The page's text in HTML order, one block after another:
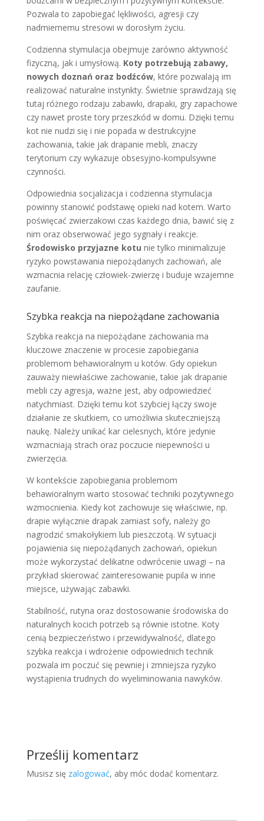
Pozwala to zapobiegać lękliwości, agresji czy
nadmiernemu stresowi w dorosłym życiu.
Codzienna stymulacja obejmuje zarówno aktywność
fizyczną, jak i umysłową. Koty potrzebują zabawy,
nowych doznań oraz bodźców, które pozwalają im
realizować naturalne instynkty. Świetnie sprawdzają się
tutaj różnego rodzaju zabawki, drapaki, gry zapachowe
czy nawet proste tory przeszkód w domu. Dzięki temu
kot nie nudzi się i nie popada w destrukcyjne
zachowania, takie jak drapanie mebli, znaczy
terytorium czy wykazuje obsesyjno-kompulsywne
czynności.
Odpowiednia socjalizacja i codzienna stymulacja
powinny stanowić podstawę opieki nad kotem. Warto
poświęcać zwierzakowi czas każdego dnia, bawić się z
nim oraz obserwować jego sygnały i reakcje.
Środowisko przyjazne kotu nie tylko minimalizuje
ryzyko powstawania niepożądanych zachowań, ale
wzmacnia relację człowiek-zwierzę i buduje wzajemne
zaufanie.
Szybka reakcja na niepożądane zachowania
Szybka reakcja na niepożądane zachowania ma
kluczowe znaczenie w procesie zapobiegania
problemom behawioralnym u kotów. Gdy opiekun
zauważy niewłaściwe zachowanie, takie jak drapanie
mebli czy agresja, ważne jest, aby odpowiedzieć
natychmiast. Dzięki temu kot szybciej łączy swoje
działanie ze skutkiem, co umożliwia skuteczniejszą
naukę. Należy unikać kar cielesnych, które jedynie
wzmacniają strach oraz poczucie niepewności u
zwierzęcia.
W kontekście zapobiegania problemom
behawioralnym warto stosować techniki pozytywnego
wzmocnienia. Kiedy kot zachowuje się właściwie, np.
drapie wyłącznie drapak zamiast sofy, należy go
nagrodzić smakołykiem lub pieszczotą. W sytuacji
pojawienia się niepożądanych zachowań, opiekun
może wykorzystać delikatne odwrócenie uwagi – na
przykład skierować zainteresowanie pupila w inne
miejsce, używając zabawki.
Stabilność, rutyna oraz dostosowanie środowiska do
naturalnych kocich potrzeb są równie istotne. Koty
cenią bezpieczeństwo i przewidywalność, dlatego
szybka reakcja i wdrożenie odpowiednich technik
pozwala im poczuć się pewniej i zmniejsza ryzyko
wystąpienia trudnych do wyeliminowania nawyków.
Prześlij komentarz
Musisz się zalogować, aby móc dodać komentarz.